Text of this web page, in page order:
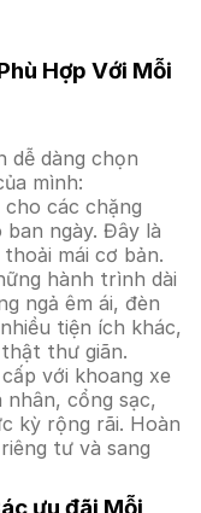
Hợp Với Mỗi
dễ dàng chọn
mình:
các chặng
ngày. Đây là
mái cơ bản.
hành trình dài
ngả êm ái, đèn
tiện ích khác,
thư giãn.
với khoang xe
cổng sạc,
kỳ rộng rãi. Hoàn
tư và sang